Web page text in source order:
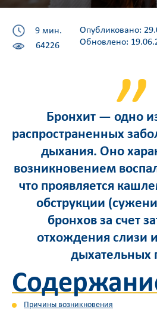
9 мин.
64226
Опубликовано:
Обновлено:
Бронхит — одно
распространенных
дыхания. Оно
возникновением
что проявляется
обструкции
бронхов за счет
отхождения слизи
дыхательных
Причины возникновения